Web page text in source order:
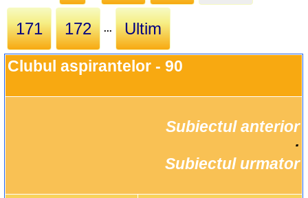
171 172 ... Ultim
Clubul aspirantelor - 90
Subiectul anterior
Subiectul urmator